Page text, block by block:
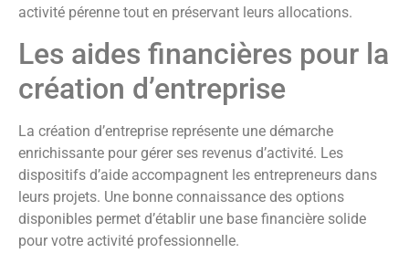
activité pérenne tout en préservant leurs allocations.
Les aides financières pour la
création d’entreprise
La création d’entreprise représente une démarche
enrichissante pour gérer ses revenus d’activité. Les
dispositifs d’aide accompagnent les entrepreneurs dans
leurs projets. Une bonne connaissance des options
disponibles permet d’établir une base financière solide
pour votre activité professionnelle.